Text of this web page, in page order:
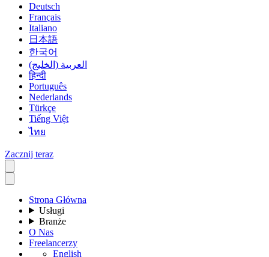
Deutsch
Français
Italiano
日本語
한국어
العربية (الخليج)
हिन्दी
Português
Nederlands
Türkçe
Tiếng Việt
ไทย
Zacznij teraz
Strona Główna
Usługi
Branże
O Nas
Freelancerzy
English